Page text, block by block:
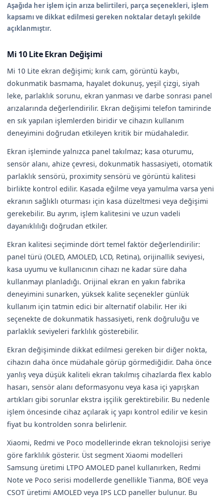
Aşağıda her işlem için arıza belirtileri, parça seçenekleri, işlem
kapsamı ve dikkat edilmesi gereken noktalar detaylı şekilde
açıklanmıştır.
Mi 10 Lite Ekran Değişimi
Mi 10 Lite ekran değişimi; kırık cam, görüntü kaybı,
dokunmatik basmama, hayalet dokunuş, yeşil çizgi, siyah
leke, parlaklık sorunu, ekran yanması ve darbe sonrası panel
arızalarında değerlendirilir. Ekran değişimi telefon tamirinde
en sık yapılan işlemlerden biridir ve cihazın kullanım
deneyimini doğrudan etkileyen kritik bir müdahaledir.
Ekran işleminde yalnızca panel takılmaz; kasa oturumu,
sensör alanı, ahize çevresi, dokunmatik hassasiyeti, otomatik
parlaklık sensörü, proximity sensörü ve görüntü kalitesi
birlikte kontrol edilir. Kasada eğilme veya yamulma varsa yeni
ekranın sağlıklı oturması için kasa düzeltmesi veya değişimi
gerekebilir. Bu ayrım, işlem kalitesini ve uzun vadeli
dayanıklılığı doğrudan etkiler.
Ekran kalitesi seçiminde dört temel faktör değerlendirilir:
panel türü (OLED, AMOLED, LCD, Retina), orijinallik seviyesi,
kasa uyumu ve kullanıcının cihazı ne kadar süre daha
kullanmayı planladığı. Orijinal ekran en yakın fabrika
deneyimini sunarken, yüksek kalite seçenekler günlük
kullanım için tatmin edici bir alternatif olabilir. Her iki
seçenekte de dokunmatik hassasiyeti, renk doğruluğu ve
parlaklık seviyeleri farklılık gösterebilir.
Ekran değişiminde dikkat edilmesi gereken bir diğer nokta,
cihazın daha önce müdahale görüp görmediğidir. Daha önce
yanlış veya düşük kaliteli ekran takılmış cihazlarda flex kablo
hasarı, sensör alanı deformasyonu veya kasa içi yapışkan
artıkları gibi sorunlar ekstra işçilik gerektirebilir. Bu nedenle
işlem öncesinde cihaz açılarak iç yapı kontrol edilir ve kesin
fiyat bu kontrolden sonra belirlenir.
Xiaomi, Redmi ve Poco modellerinde ekran teknolojisi seriye
göre farklılık gösterir. Üst segment Xiaomi modelleri
Samsung üretimi LTPO AMOLED panel kullanırken, Redmi
Note ve Poco serisi modellerde genellikle Tianma, BOE veya
CSOT üretimi AMOLED veya IPS LCD paneller bulunur. Bu